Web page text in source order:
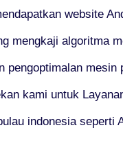
website
mengkaji algoritma
kami untuk
indonesia